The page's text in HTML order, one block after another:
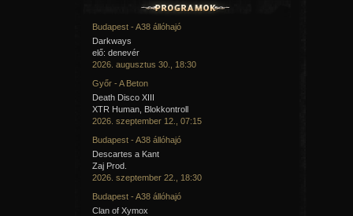
Budapest - A38 állóhajó
Darkways
elő: denevér
2026. augusztus 30., 18:30
Győr - A Beton
Death Disco XIII
XTR Human, Blokkontroll
2026. szeptember 12., 07:15
Budapest - A38 állóhajó
Descartes a Kant
Zaj Prod.
2026. szeptember 22., 18:30
Budapest - A38 állóhajó
Clan of Xymox